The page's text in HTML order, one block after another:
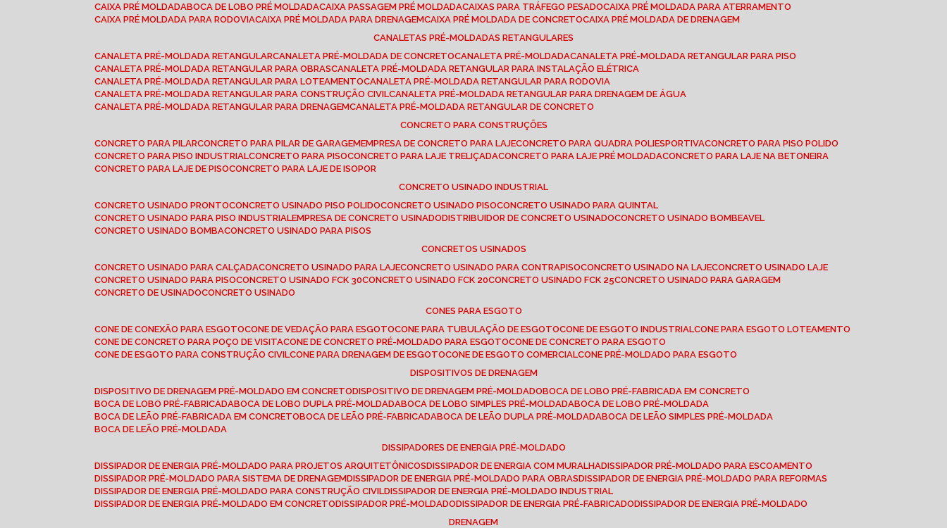
CAIXA PRÉ MOLDADA BOCA DE LOBO PRÉ MOLDADA CAIXA PASSAGEM PRÉ MOLDADA CAIXAS PARA TRÁFEGO PESADO CAIXA PRÉ MOLDADA PARA ATERRAMENTO
CAIXA PRÉ MOLDADA PARA RODOVIA CAIXA PRÉ MOLDADA PARA DRENAGEM CAIXA PRÉ MOLDADA DE CONCRETO CAIXA PRÉ MOLDADA DE DRENAGEM
CANALETAS PRÉ-MOLDADAS RETANGULARES
CANALETA PRÉ-MOLDADA RETANGULAR CANALETA PRÉ-MOLDADA DE CONCRETO CANALETA PRÉ-MOLDADA CANALETA PRÉ-MOLDADA RETANGULAR PARA PISO
CANALETA PRÉ-MOLDADA RETANGULAR PARA OBRAS CANALETA PRÉ-MOLDADA RETANGULAR PARA INSTALAÇÃO ELÉTRICA
CANALETA PRÉ-MOLDADA RETANGULAR PARA LOTEAMENTO CANALETA PRÉ-MOLDADA RETANGULAR PARA RODOVIA
CANALETA PRÉ-MOLDADA RETANGULAR PARA CONSTRUÇÃO CIVIL CANALETA PRÉ-MOLDADA RETANGULAR PARA DRENAGEM DE ÁGUA
CANALETA PRÉ-MOLDADA RETANGULAR PARA DRENAGEM CANALETA PRÉ-MOLDADA RETANGULAR DE CONCRETO
CONCRETO PARA CONSTRUÇÕES
CONCRETO PARA PILAR CONCRETO PARA PILAR DE GARAGEM EMPRESA DE CONCRETO PARA LAJE CONCRETO PARA QUADRA POLIESPORTIVA CONCRETO PARA PISO POLIDO
CONCRETO PARA PISO INDUSTRIAL CONCRETO PARA PISO CONCRETO PARA LAJE TRELIÇADA CONCRETO PARA LAJE PRÉ MOLDADA CONCRETO PARA LAJE NA BETONEIRA
CONCRETO PARA LAJE DE PISO CONCRETO PARA LAJE DE ISOPOR
CONCRETO USINADO INDUSTRIAL
CONCRETO USINADO PRONTO CONCRETO USINADO PISO POLIDO CONCRETO USINADO PISO CONCRETO USINADO PARA QUINTAL
CONCRETO USINADO PARA PISO INDUSTRIAL EMPRESA DE CONCRETO USINADO DISTRIBUIDOR DE CONCRETO USINADO CONCRETO USINADO BOMBEAVEL
CONCRETO USINADO BOMBA CONCRETO USINADO PARA PISOS
CONCRETOS USINADOS
CONCRETO USINADO PARA CALÇADA CONCRETO USINADO PARA LAJE CONCRETO USINADO PARA CONTRAPISO CONCRETO USINADO NA LAJE CONCRETO USINADO LAJE
CONCRETO USINADO PARA PISO CONCRETO USINADO FCK 30 CONCRETO USINADO FCK 20 CONCRETO USINADO FCK 25 CONCRETO USINADO PARA GARAGEM
CONCRETO DE USINADO CONCRETO USINADO
CONES PARA ESGOTO
CONE DE CONEXÃO PARA ESGOTO CONE DE VEDAÇÃO PARA ESGOTO CONE PARA TUBULAÇÃO DE ESGOTO CONE DE ESGOTO INDUSTRIAL CONE PARA ESGOTO LOTEAMENTO
CONE DE CONCRETO PARA POÇO DE VISITA CONE DE CONCRETO PRÉ-MOLDADO PARA ESGOTO CONE DE CONCRETO PARA ESGOTO
CONE DE ESGOTO PARA CONSTRUÇÃO CIVIL CONE PARA DRENAGEM DE ESGOTO CONE DE ESGOTO COMERCIAL CONE PRÉ-MOLDADO PARA ESGOTO
DISPOSITIVOS DE DRENAGEM
DISPOSITIVO DE DRENAGEM PRÉ-MOLDADO EM CONCRETO DISPOSITIVO DE DRENAGEM PRÉ-MOLDADO BOCA DE LOBO PRÉ-FABRICADA EM CONCRETO
BOCA DE LOBO PRÉ-FABRICADA BOCA DE LOBO DUPLA PRÉ-MOLDADA BOCA DE LOBO SIMPLES PRÉ-MOLDADA BOCA DE LOBO PRÉ-MOLDADA
BOCA DE LEÃO PRÉ-FABRICADA EM CONCRETO BOCA DE LEÃO PRÉ-FABRICADA BOCA DE LEÃO DUPLA PRÉ-MOLDADA BOCA DE LEÃO SIMPLES PRÉ-MOLDADA
BOCA DE LEÃO PRÉ-MOLDADA
DISSIPADORES DE ENERGIA PRÉ-MOLDADO
DISSIPADOR DE ENERGIA PRÉ-MOLDADO PARA PROJETOS ARQUITETÔNICOS DISSIPADOR DE ENERGIA COM MURALHA DISSIPADOR PRÉ-MOLDADO PARA ESCOAMENTO
DISSIPADOR PRÉ-MOLDADO PARA SISTEMA DE DRENAGEM DISSIPADOR DE ENERGIA PRÉ-MOLDADO PARA OBRAS DISSIPADOR DE ENERGIA PRÉ-MOLDADO PARA REFORMAS
DISSIPADOR DE ENERGIA PRÉ-MOLDADO PARA CONSTRUÇÃO CIVIL DISSIPADOR DE ENERGIA PRÉ-MOLDADO INDUSTRIAL
DISSIPADOR DE ENERGIA PRÉ-MOLDADO EM CONCRETO DISSIPADOR PRÉ-MOLDADO DISSIPADOR DE ENERGIA PRÉ-FABRICADO DISSIPADOR DE ENERGIA PRÉ-MOLDADO
DRENAGEM